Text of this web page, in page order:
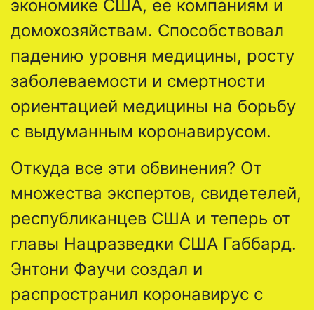
экономике США, ее компаниям и
домохозяйствам. Способствовал
падению уровня медицины, росту
заболеваемости и смертности
ориентацией медицины на борьбу
с выдуманным коронавирусом.
Откуда все эти обвинения? От
множества экспертов, свидетелей,
республиканцев США и теперь от
главы Нацразведки США Габбард.
Энтони Фаучи создал и
распространил коронавирус с